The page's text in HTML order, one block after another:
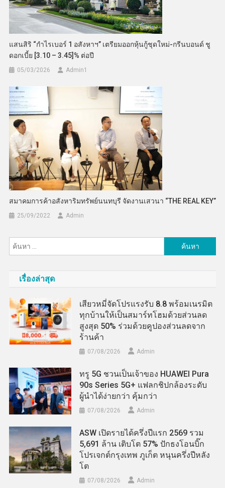
แสนสิริ “กำไรเบอร์ 1 อสังหาฯ” เตรียมออกหุ้นกู้ชุดใหม่-กรีนบอนด์ ชู
ดอกเบี้ย [3.10 – 3.45]% ต่อปี
05/03/2026 Admin​1
สมาคมการค้าอสังหาริมทรัพย์นนทบุรี จัดงานเสวนา “THE REAL KEY”
25/09/2022 Admin
สำหรับ:
เรื่องล่าสุด
เสียวหมี่จัดโปรแรงรับ 8.8 พร้อมเนรมิต
ทุกบ้านให้เป็นสมาร์ทโฮมด้วยส่วนลด
สูงสุด 50% ร่วมด้วยคูปองส่วนลดจาก
ร้านค้า
07/08/2026 Admin
ทรู 5G ชวนเป็นเจ้าของ HUAWEI Pura
90s Series 5G+ แฟลกชิปกล้องระดับ
ผู้นำได้ง่ายกว่า คุ้มกว่า
07/08/2026 Admin
ASW เปิดรายได้ครึ่งปีแรก 2569 รวม
5,691 ล้าน เติบโต 57% ปักธงโอนบิ๊ก
โปรเจกต์กรุงเทพ ภูเก็ต หนุนครึ่งปีหลัง
โต
07/08/2026 Admin